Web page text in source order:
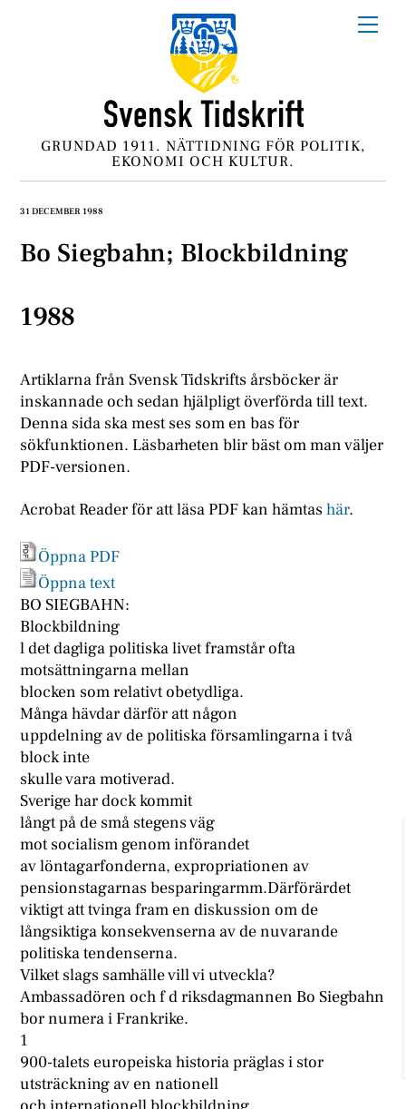
GRUNDAD 1911. NÄTTIDNING FÖR POLITIK,
EKONOMI OCH KULTUR.
31 DECEMBER 1988
Bo Siegbahn; Blockbildning
1988
Artiklarna från Svensk Tidskrifts årsböcker är
inskannade och sedan hjälpligt överförda till text.
Denna sida ska mest ses som en bas för
sökfunktionen. Läsbarheten blir bäst om man väljer
PDF-versionen.
Acrobat Reader för att läsa PDF kan hämtashär.
Öppna PDF
Öppna text
BO SIEGBAHN:
Blockbildning
l det dagliga politiska livet framstår ofta
motsättningarna mellan
blocken som relativt obetydliga.
Många hävdar därför att någon
uppdelning av de politiska församlingarna i två
block inte
skulle vara motiverad.
Sverige har dock kommit
långt på de små stegens väg
mot socialism genom införandet
av löntagarfonderna, expropriationen av
pensionstagarnas besparingarmm.Därförärdet
viktigt att tvinga fram en diskussion om de
långsiktiga konsekvenserna av de nuvarande
politiska tendenserna.
Vilket slags samhälle vill vi utveckla?
Ambassadören och f d riksdagmannen Bo Siegbahn
bor numera i Frankrike.
1
900-talets europeiska historia präglas i stor
utsträckning av en nationell